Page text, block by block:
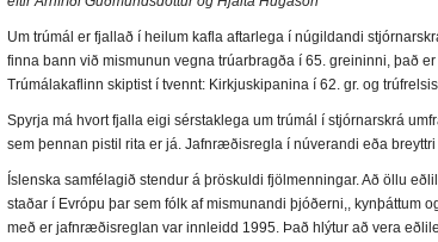
Um trúmál er fjallað í heilum kafla aftarlega í núgildandi
finna bann við mismunun vegna trúarbragða í 65. greininni, það
Trúmálakaflinn skiptist í tvennt: Kirkjuskipanina í 62. gr. og
Spyrja má hvort fjalla eigi sérstaklega um trúmál í stjórnarskrá
sem þennan pistil rita er já. Jafnræðisregla í núverandi eða
Íslenska samfélagið stendur á þröskuldi fjölmenningar. Að öllu
staðar í Evrópu þar sem fólk af mismunandi þjóðerni,, kynþáttum
með er jafnræðisreglan var innleidd 1995. Það hlýtur að vera